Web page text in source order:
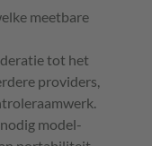
meetbare
tot het
providers,
model-